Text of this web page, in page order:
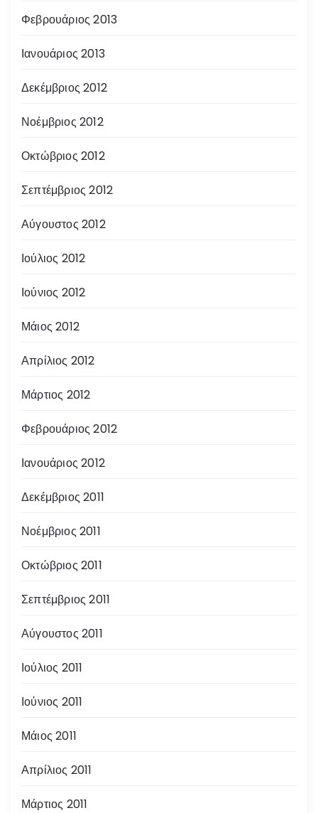
Φεβρουάριος 2013
Ιανουάριος 2013
Δεκέμβριος 2012
Νοέμβριος 2012
Οκτώβριος 2012
Σεπτέμβριος 2012
Αύγουστος 2012
Ιούλιος 2012
Ιούνιος 2012
Μάιος 2012
Απρίλιος 2012
Μάρτιος 2012
Φεβρουάριος 2012
Ιανουάριος 2012
Δεκέμβριος 2011
Νοέμβριος 2011
Οκτώβριος 2011
Σεπτέμβριος 2011
Αύγουστος 2011
Ιούλιος 2011
Ιούνιος 2011
Μάιος 2011
Απρίλιος 2011
Μάρτιος 2011